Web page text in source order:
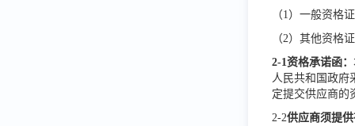
（1）一般资格
（2）其他资格
2-1资格承诺函：
人民共和国政府
定提交供应商的
2-2供应商须提